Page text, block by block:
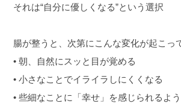
それは“自分に優しくなる”という選択
腸が整うと、次第にこんな変化が起こっ
• 朝、自然にスッと目が覚める
• 小さなことでイライラしにくくなる
• 些細なことに「幸せ」を感じられるよ